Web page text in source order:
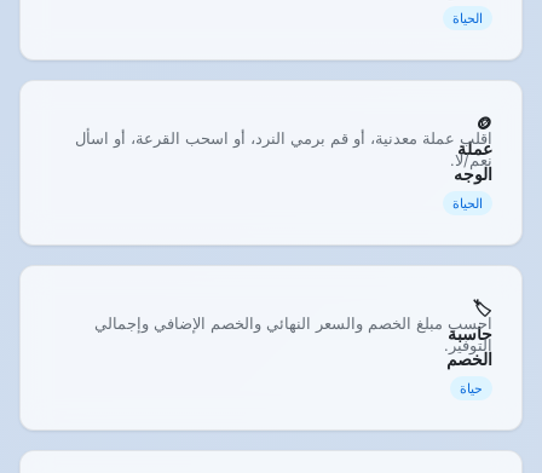
الحياة
🪙
عملة
الوجه
اقلب عملة معدنية، أو قم برمي النرد، أو اسحب القرعة، أو اسأل
نعم/لا.
الحياة
🏷️
حاسبة
الخصم
احسب مبلغ الخصم والسعر النهائي والخصم الإضافي وإجمالي
التوفير.
حياة